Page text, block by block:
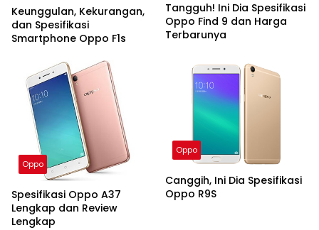
Keunggulan, Kekurangan,
dan Spesifikasi
Smartphone Oppo F1s
Tangguh! Ini Dia Spesifikasi
Oppo Find 9 dan Harga
Terbarunya
Oppo
Spesifikasi Oppo A37
Lengkap dan Review
Lengkap
Oppo
Canggih, Ini Dia Spesifikasi
Oppo R9S